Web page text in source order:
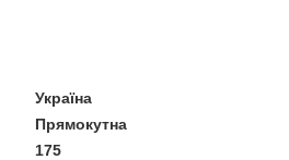
Україна
Прямокутна
175